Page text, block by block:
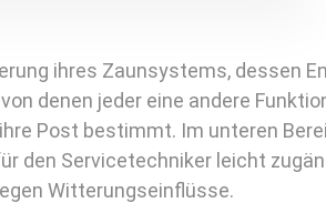
ihres Zaunsystems, dessen
denen jeder eine andere
Post bestimmt. Im unteren
den Servicetechniker leicht
Witterungseinflüsse.